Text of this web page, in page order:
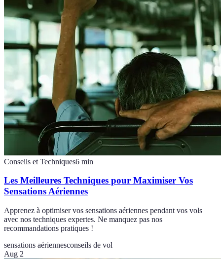
Conseils et Techniques6 min
Les Meilleures Techniques pour Maximiser Vos
Sensations Aériennes
Apprenez à optimiser vos sensations aériennes pendant vos vols
avec nos techniques expertes. Ne manquez pas nos
recommandations pratiques !
sensations aériennesconseils de vol
Aug 2